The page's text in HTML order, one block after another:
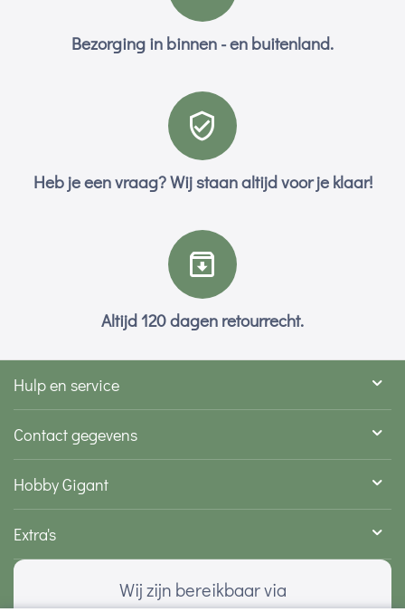
Bezorging in binnen - en buitenland.
Heb je een vraag? Wij staan altijd voor je klaar!
Altijd 120 dagen retourrecht.
Hulp en service
Contact gegevens
Hobby Gigant
Extra's
Wij zijn bereikbaar via